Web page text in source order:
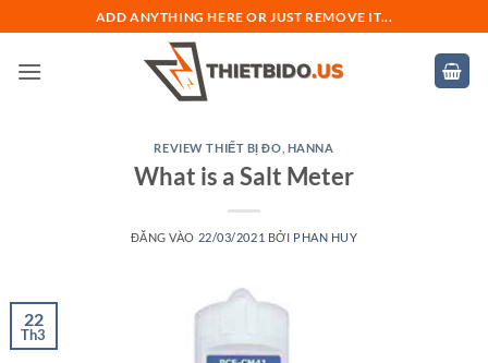
qua
nội
ADD ANYTHING HERE OR JUST REMOVE IT...
REVIEW THIẾT BỊ ĐO HANNA
What is a Salt Meter
ĐĂNG VÀO 22/03/2021 BỞI PHAN HUY
22
Th3